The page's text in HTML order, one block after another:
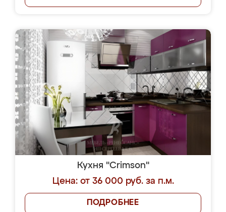
Кухня "Crimson"
Цена: от 36 000 руб. за п.м.
ПОДРОБНЕЕ